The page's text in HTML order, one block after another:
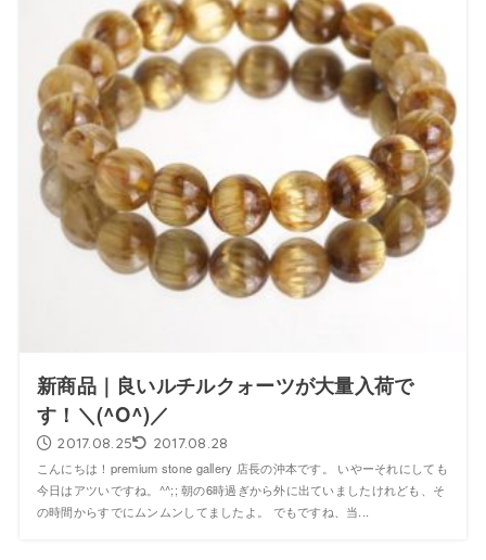
新商品｜良いルチルクォーツが大量入荷で
す！＼(^O^)／
2017.08.25 2017.08.28
こんにちは！premium stone gallery 店長の沖本です。 いやーそれにしても
今日はアツいですね。^^;; 朝の6時過ぎから外に出ていましたけれども、そ
の時間からすでにムンムンしてましたよ。 でもですね、当...